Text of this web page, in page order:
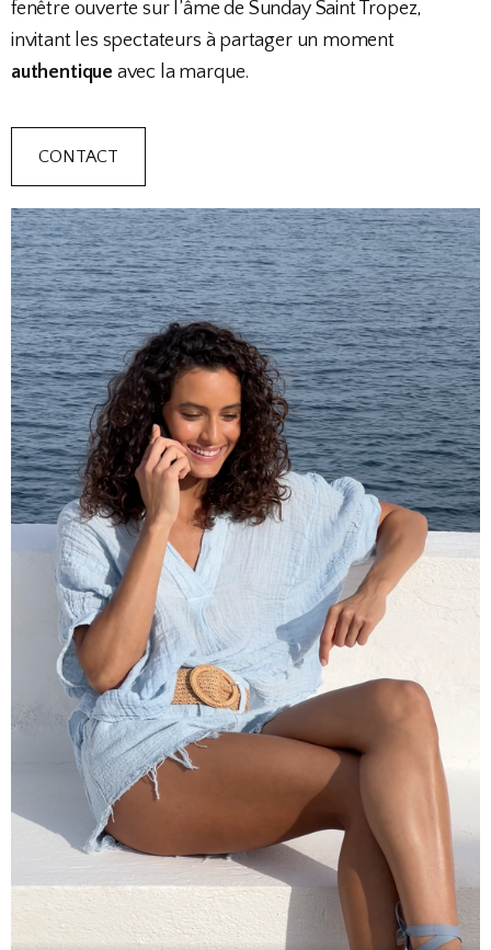
fenêtre ouverte sur l’âme de Sunday Saint Tropez,
invitant les spectateurs à partager un moment
authentique avec la marque.
CONTACT